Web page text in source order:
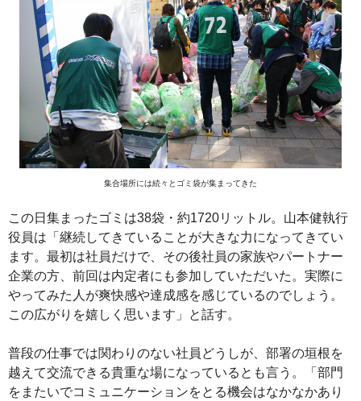
集合場所には続々とゴミ袋が集まってきた
この日集まったゴミは38袋・約1720リットル。山本健執行
役員は「継続してきていることが大きな力になってきてい
ます。最初は社員だけで、その後社員の家族やパートナー
企業の方、前回は内定者にも参加していただいた。実際に
やってみた人が爽快感や達成感を感じているのでしょう。
この広がりを嬉しく思います」と話す。
普段の仕事では関わりのない社員どうしが、部署の垣根を
越えて交流できる貴重な場になっているとも言う。「部門
をまたいでコミュニケーションをとる機会はなかなかあり